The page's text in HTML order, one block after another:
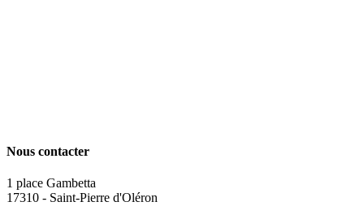
Nous contacter
1 place Gambetta
17310 - Saint-Pierre d'Oléron